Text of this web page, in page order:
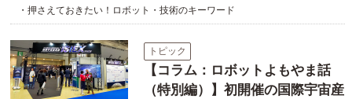
・押さえておきたい！ロボット・技術のキーワード
トピック
【コラム：ロボットよもやま話
（特別編）】初開催の国際宇宙産